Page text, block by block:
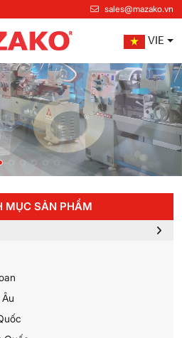
sales@mazako.vn
VIE
MỤC SẢN PHẨM